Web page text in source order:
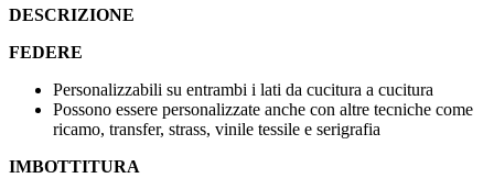
DESCRIZIONE
FEDERE
Personalizzabili su entrambi i lati da cucitura a cucitura
Possono essere personalizzate anche con altre tecniche come
ricamo, transfer, strass, vinile tessile e serigrafia
IMBOTTITURA